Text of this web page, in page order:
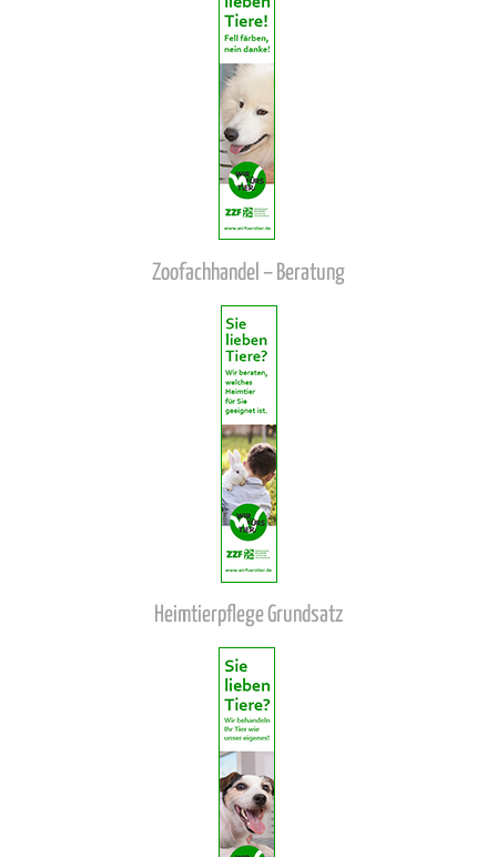
Zoofachhandel – Beratung
Heimtierpflege Grundsatz